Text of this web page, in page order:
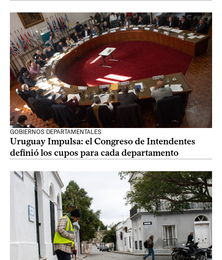
GOBIERNOS DEPARTAMENTALES
Uruguay Impulsa: el Congreso de Intendentes
definió los cupos para cada departamento